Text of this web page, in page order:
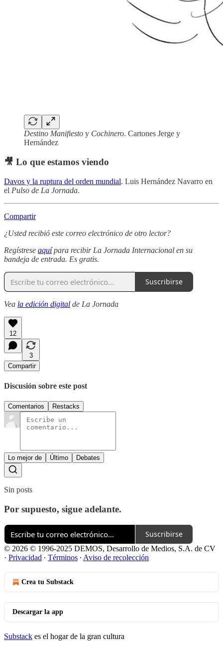
Destino Manifiesto y Cochinero. Cartones Jerge y
Hernández
🎥 Lo que estamos viendo
Davos y la ruptura del orden mundial. Luis Hernández Navarro en
el Pulso de La Jornada.
Compartir
¿Usted recibió este correo electrónico de otro lector?
Regístrese aquípara recibir La Jornada Internacional en su
bandeja de entrada. Es gratis.
Suscribirse
Vea la edición digital de La Jornada
12
3
Compartir
Discusión sobre este post
Comentarios Restacks
Lo mejor de Último Debates
Sin posts
Por supuesto, sigue adelante.
Suscribirse
© 2026 © 1996-2025 DEMOS, Desarrollo de Medios, S.A. de CV
· Privacidad ∙ Términos ∙ Aviso de recolección
Crea tu Substack
Descargar la app
Substack es el hogar de la gran cultura